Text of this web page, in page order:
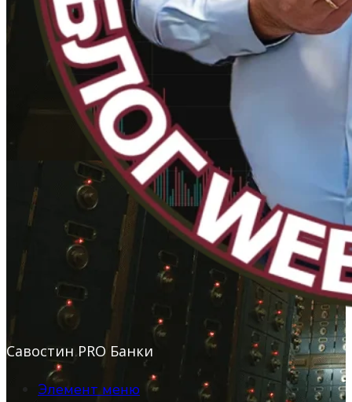
Савостин PRO Банки
Элемент меню